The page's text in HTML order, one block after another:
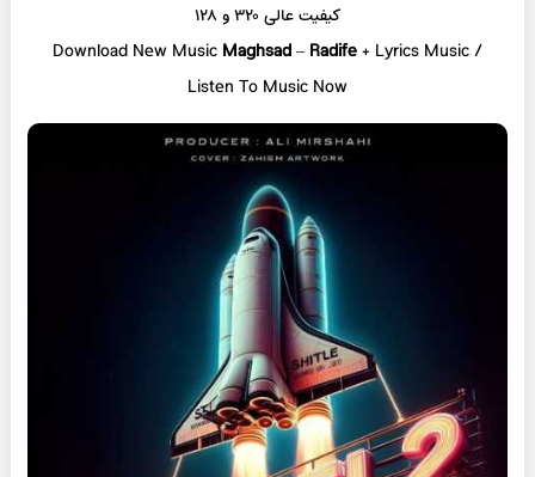
کیفیت عالی ۳۲۰ و ۱۲۸
Download New Music Maghsad– Radife+ Lyrics Music /
Listen To Music Now